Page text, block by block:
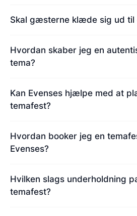
Skal gæsterne klæde sig ud til
Hvordan skaber jeg en
tema?
Kan Evenses hjælpe med at
temafest?
Hvordan booker jeg en
Evenses?
Hvilken slags underholdning
temafest?